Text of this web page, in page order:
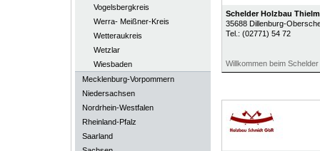
Vogelsbergkreis
Werra- Meißner-Kreis
Wetteraukreis
Wetzlar
Wiesbaden
Mecklenburg-Vorpommern
Niedersachsen
Nordrhein-Westfalen
Rheinland-Pfalz
Saarland
Schelder Holzbau
35688 Dillenburg-
Tel.: (02771) 54 72
Willkommen beim